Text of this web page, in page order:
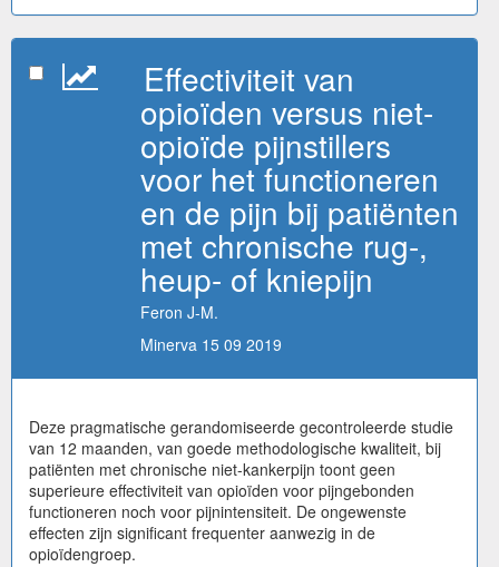
Effectiviteit van
opioïden versus niet-
opioïde pijnstillers
voor het functioneren
en de pijn bij patiënten
met chronische rug-,
heup- of kniepijn
Feron J-M.
Minerva 15 09 2019
Deze pragmatische gerandomiseerde gecontroleerde studie
van 12 maanden, van goede methodologische kwaliteit, bij
patiënten met chronische niet-kankerpijn toont geen
superieure effectiviteit van opioïden voor pijngebonden
functioneren noch voor pijnintensiteit. De ongewenste
effecten zijn significant frequenter aanwezig in de
opioïdengroep.